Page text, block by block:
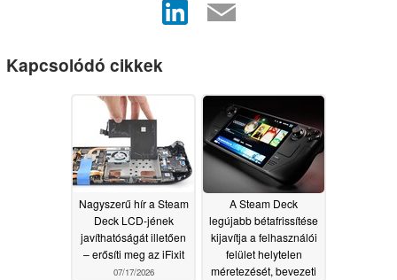
Kapcsolódó cikkek
Nagyszerű hír a Steam
Deck LCD-jének
javíthatóságát illetően
– erősíti meg az iFixit
07/17/2026
A Steam Deck
legújabb bétafrissítése
kijavítja a felhasználói
felület helytelen
méretezését, bevezeti